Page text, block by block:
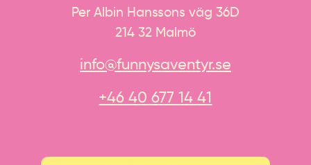
Per Albin Hanssons väg 36D
214 32 Malmö
info@funnysaventyr.se
+46 40 677 14 41